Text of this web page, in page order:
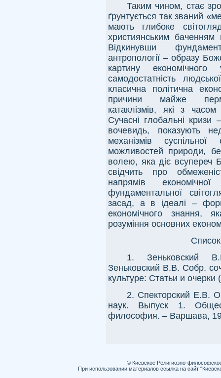
Таким чином, стає
ґрунтується так званий
мають глибоке
християнським
Відкинувши
антропології – образу
картину
самодостатність
класична політична
причини майже
катаклізмів, які з
Сучасні глобальні кризи
вочевидь, показують
механізмів
можливостей природи,
волею, яка діє всупереч
свідчить про
напрямів
фундаментальної
засад, а в ідеалі –
економічного знання,
розуміння основних
1. Зеньковский
Зеньковский В.В. Собр.
культуре: Статьи и
2. Спекторский Е.В.
наук. Выпуск 1.
философия. – Варшава,
© Киевское Религиозно-
При использовании материалов ссылка на сайт